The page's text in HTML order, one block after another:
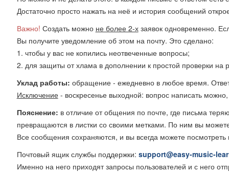
Достаточно просто нажать на неё и история сообщений
Важно! Создать можно не более 2-хзаявок одновременно.
Вы получите уведомление об этом на почту. Это сделано:
1. чтобы у вас не копились неотвеченные вопросы;
2. для защиты от хлама в дополнении к простой проверки на
Уклад работы: обращение - ежедневно в любое время.
Исключение- воскресенье выходной: вопрос написать
Пояснение: в отличие от общения по почте, где письма
превращаются в листки со своими метками. По ним вы
Все сообщения сохраняются, и вы всегда можете
Почтовый ящик службы поддержки: support@easy-music-
Именно на него приходят запросы пользователей и с него